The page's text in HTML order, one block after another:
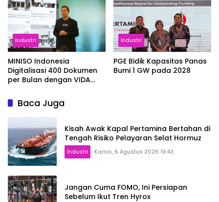
Industri
MINISO Indonesia
Digitalisasi 400 Dokumen
per Bulan dengan VIDA
Industri
PGE Bidik Kapasitas Panas
Bumi 1 GW pada 2028
Baca Juga
Kisah Awak Kapal Pertamina Bertahan di
Tengah Risiko Pelayaran Selat Hormuz
Industri Kamis, 6 Agustus 2026 19:43
Jangan Cuma FOMO, Ini Persiapan
Sebelum Ikut Tren Hyrox